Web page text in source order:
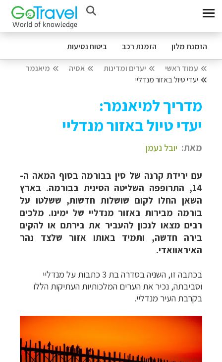
הזמנת מלון הזמנת רכב ביטוח נסיעות
עמוד ראשי יעדים ומדינות אסיה
מיאנמר
יעדי טיול באזור מנדליי
מדריך למיאנמר:
יעדי טיול באזור מנדליי
מאת: יובל נעמן
עם ירידת קרנה של סין בבורמה בסוף המאה ה-
14, התרופפה השליטה הסינית בבורמה. בארץ
השאן החלו לקום שושלות חדשות, ששלטו על
בורמה מבירות באזור מנדליי של ימינו. מלכים
רבים מצאו לנכון להעביר את בירתם או להקים
בירה חדשה, ותמיד באותו אזור שלצד נהר
האיראוואדי.
בכתבה זו, השניה בסדרה בת 3 כתבות על מנדליי
וסביבתה, נכיר את הערים המלכותיות העתיקות הללו
בקרבת העיר מנדליי.